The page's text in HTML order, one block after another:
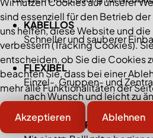
KABELLOS
Schneller und sauberer
FLEXIBEL
Einzel-, Gruppen- und
nach Wunsch und leicht zu
ERWEITERBAR
sind essenziell für den Betrieb
uns helfen, diese Website und die
verbessern (Tracking Cookies).
entscheiden, ob Sie die Cookies
beachten Sie, dass bei einer
mehr alle Funktionalitäten der
Akzeptieren
Ablehnen